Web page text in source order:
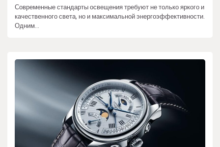
Современные стандарты освещения требуют не только яркого и
качественного света, но и максимальной энергоэффективности.
Одним…